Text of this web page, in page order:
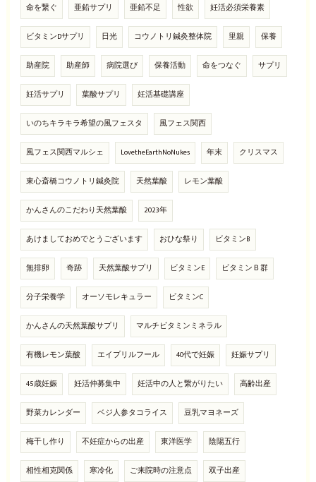
命を繋ぐ 亜鉛サプリ 亜鉛不足 性欲 妊活必須栄養素
ビタミンDサプリ 日光 コウノトリ鍼灸整体院 里親 保養
助産院 助産師 病院選び 保養活動 命をつなぐ サプリ
妊活サプリ 葉酸サプリ 妊活基礎講座
いのちキラキラ希望の風フェスタ 風フェス関西
風フェス関西マルシェ LovetheEarthNoNukes 年末 クリスマス
東心斎橋コウノトリ鍼灸院 天然葉酸 レモン葉酸
かんさんのこだわり天然葉酸 2023年
あけましておめでとうございます おひな祭り ビタミンB
無排卵 奇跡 天然葉酸サプリ ビタミンE ビタミンＢ群
分子栄養学 オーソモレキュラー ビタミンC
かんさんの天然葉酸サプリ マルチビタミンミネラル
有機レモン葉酸 エイプリルフール 40代で妊娠 妊娠サプリ
45歳妊娠 妊活仲募集中 妊活中の人と繋がりたい 高齢出産
野菜カレンダー ベジ人参タコライス 豆乳マヨネーズ
梅干し作り 不妊症からの出産 東洋医学 陰陽五行
相性相克関係 寒冷化 ご来院時の注意点 双子出産